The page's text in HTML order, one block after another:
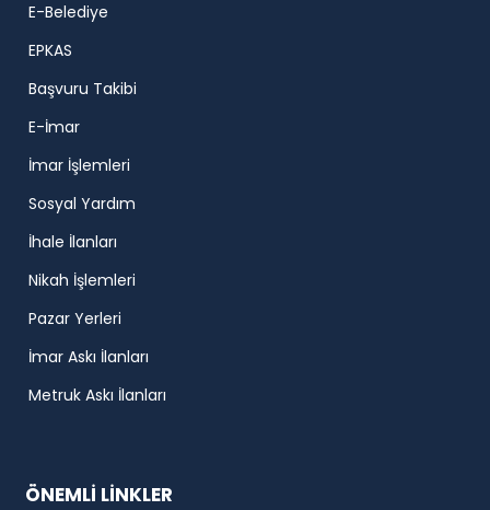
E-Belediye
EPKAS
Başvuru Takibi
E-İmar
İmar İşlemleri
Sosyal Yardım
İhale İlanları
Nikah İşlemleri
Pazar Yerleri
İmar Askı İlanları
Metruk Askı İlanları
ÖNEMLİ LİNKLER